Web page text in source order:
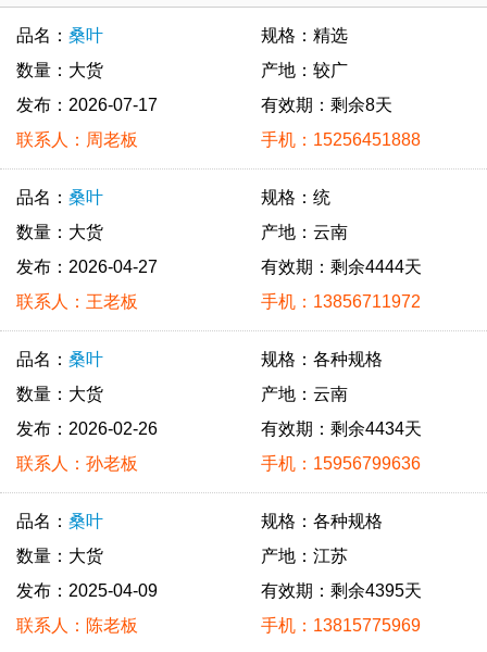
品名： 桑叶
数量：大货
发布：2026-07-17
联系人：周老板
规格：精选
产地：较广
有效期：剩余8天
手机：15256451888
品名： 桑叶
数量：大货
发布：2026-04-27
联系人：王老板
规格：统
产地：云南
有效期：剩余4444天
手机：13856711972
品名： 桑叶
数量：大货
发布：2026-02-26
联系人：孙老板
规格：各种规格
产地：云南
有效期：剩余4434天
手机：15956799636
品名： 桑叶
数量：大货
发布：2025-04-09
联系人：陈老板
规格：各种规格
产地：江苏
有效期：剩余4395天
手机：13815775969